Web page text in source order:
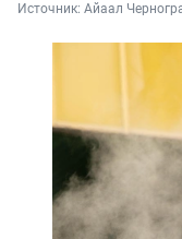
Источник: Айаал